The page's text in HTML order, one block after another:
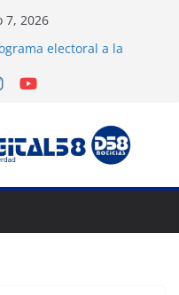
7, 2026
electoral a la
Vida Gloss abre
del talento
Nirmal Purja tras